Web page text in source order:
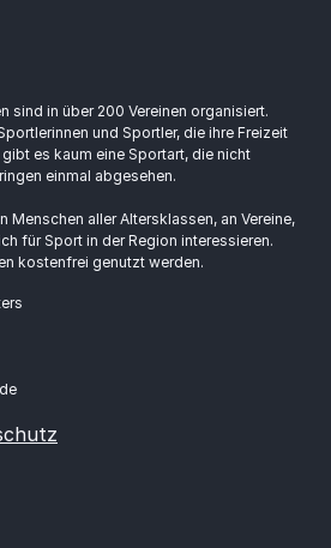
sind in über 200 Vereinen organisiert.
und Sportler, die ihre Freizeit
es kaum eine Sportart, die nicht
einmal abgesehen.
Menschen aller Altersklassen, an Vereine,
für Sport in der Region interessieren.
kostenfrei genutzt werden.